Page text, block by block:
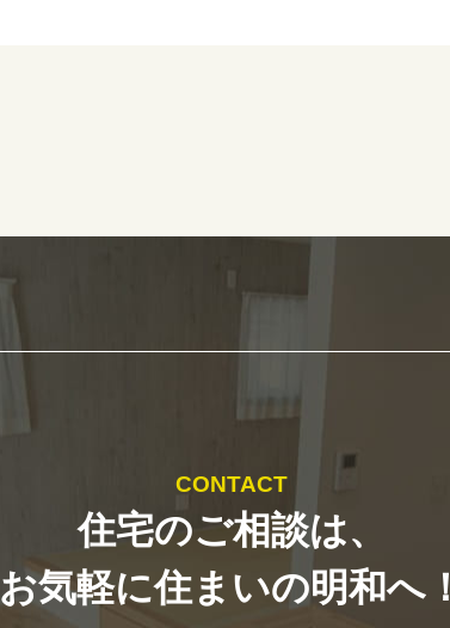
CONTACT
住宅のご相談は、
お気軽に住まいの明和へ！